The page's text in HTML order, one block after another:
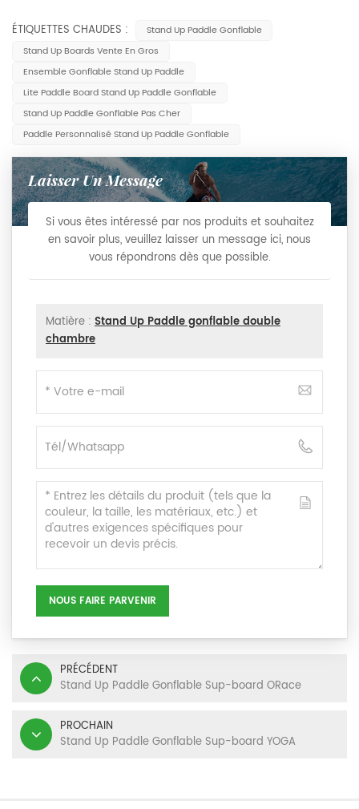
ÉTIQUETTES CHAUDES :
Stand Up Paddle Gonflable
Stand Up Boards Vente En Gros
Ensemble Gonflable Stand Up Paddle
Lite Paddle Board Stand Up Paddle Gonflable
Stand Up Paddle Gonflable Pas Cher
Paddle Personnalisé Stand Up Paddle Gonflable
Laisser Un Message
Si vous êtes intéressé par nos produits et souhaitez
en savoir plus, veuillez laisser un message ici, nous
vous répondrons dès que possible.
Matière : Stand Up Paddle gonflable double
chambre
NOUS FAIRE PARVENIR
PRÉCÉDENT
Stand Up Paddle Gonflable Sup-board ORace
PROCHAIN
Stand Up Paddle Gonflable Sup-board YOGA